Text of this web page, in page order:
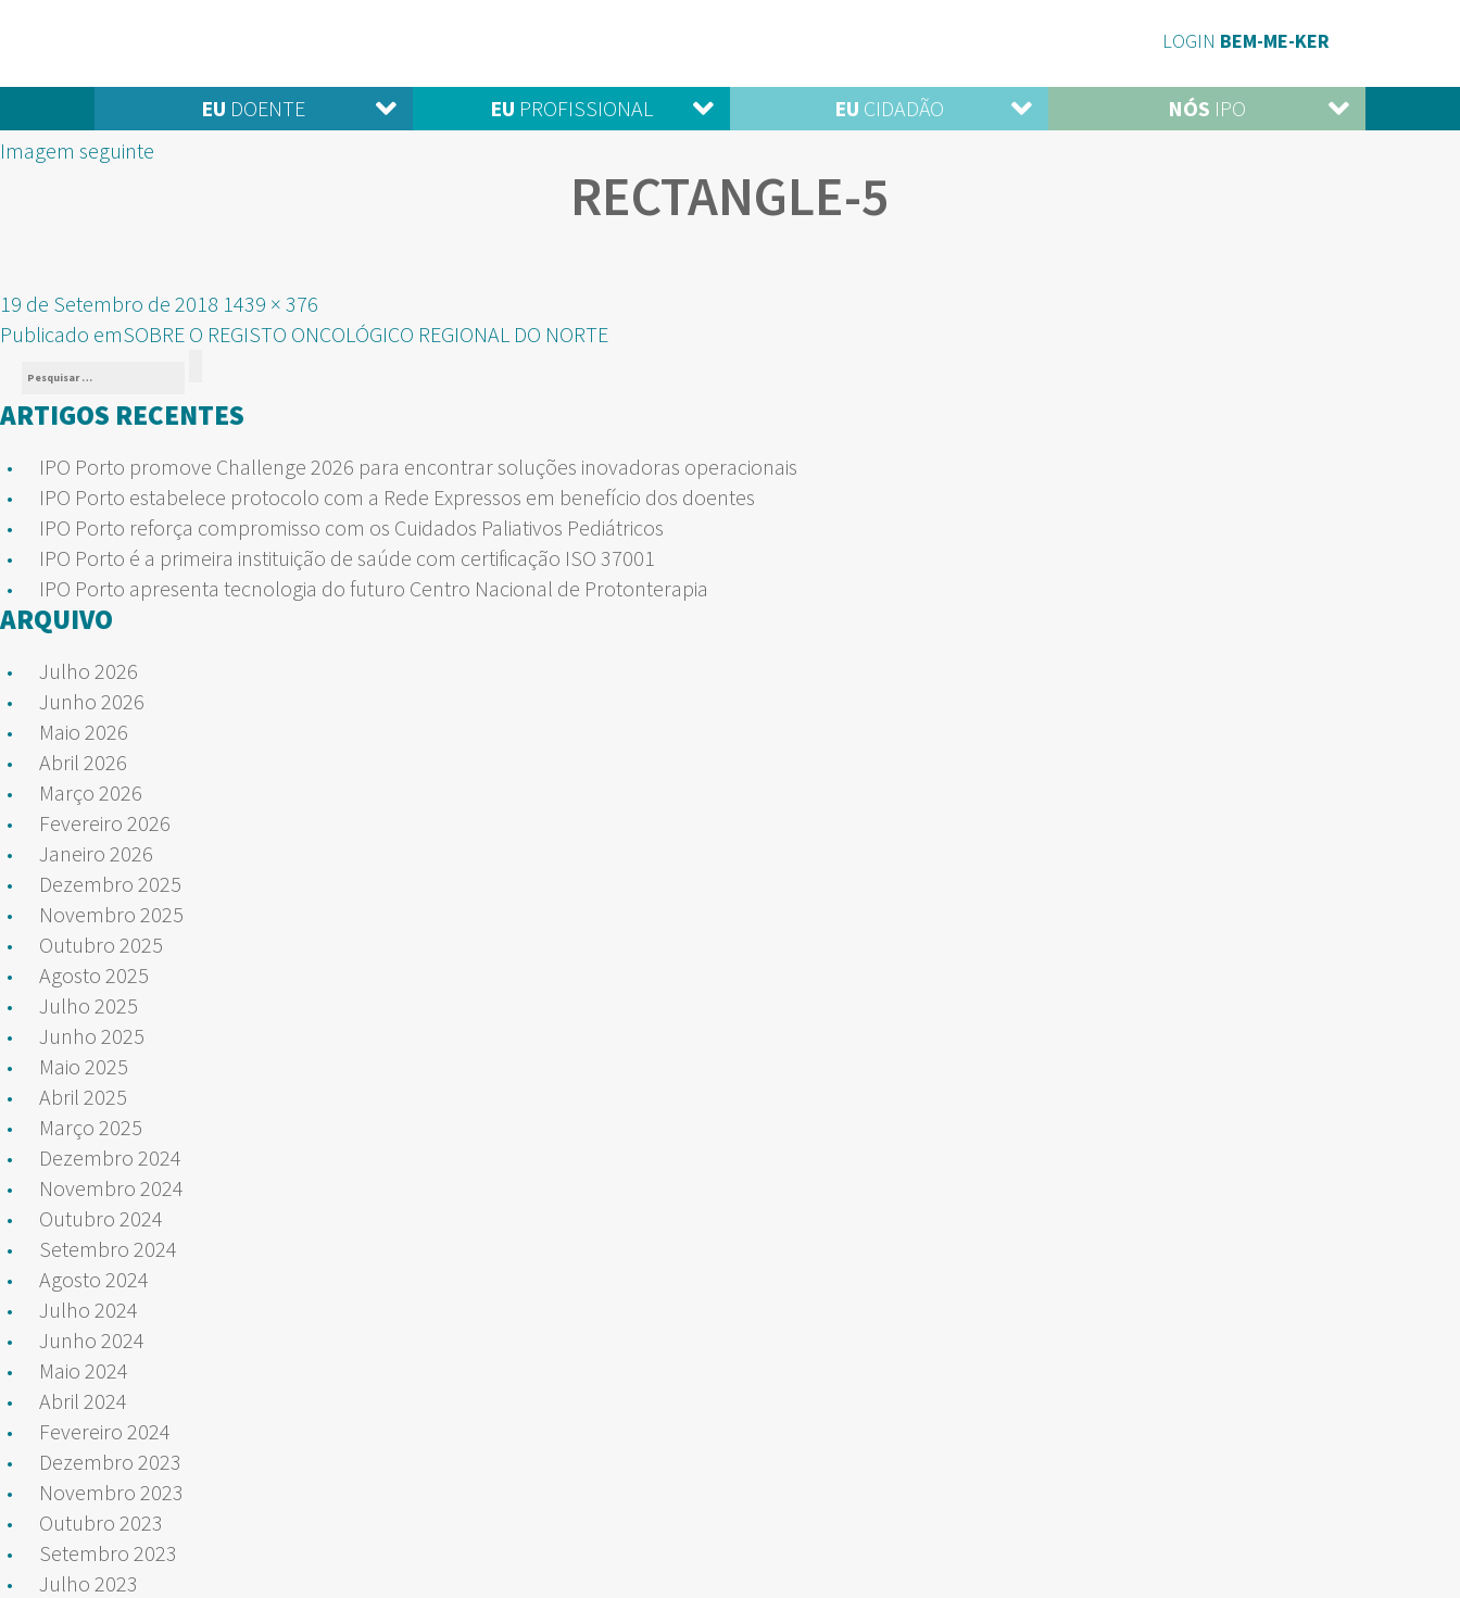
LOGIN BEM-ME-KER
EU DOENTE EU PROFISSIONAL EU CIDADÃO NÓS IPO
Imagem seguinte
RECTANGLE-5
Publicado
em
19 de Setembro de 2018 Tamanho
real
1439 × 376
NAVEGAÇÃO
DE
ARTIGOS
Publicado emSOBRE O REGISTO ONCOLÓGICO REGIONAL DO NORTE
Pesquisar
por:
ARTIGOS RECENTES
IPO Porto promove Challenge 2026 para encontrar soluções inovadoras operacionais
IPO Porto estabelece protocolo com a Rede Expressos em benefício dos doentes
IPO Porto reforça compromisso com os Cuidados Paliativos Pediátricos
IPO Porto é a primeira instituição de saúde com certificação ISO 37001
IPO Porto apresenta tecnologia do futuro Centro Nacional de Protonterapia
ARQUIVO
Julho 2026
Junho 2026
Maio 2026
Abril 2026
Março 2026
Fevereiro 2026
Janeiro 2026
Dezembro 2025
Novembro 2025
Outubro 2025
Agosto 2025
Julho 2025
Junho 2025
Maio 2025
Abril 2025
Março 2025
Dezembro 2024
Novembro 2024
Outubro 2024
Setembro 2024
Agosto 2024
Julho 2024
Junho 2024
Maio 2024
Abril 2024
Fevereiro 2024
Dezembro 2023
Novembro 2023
Outubro 2023
Setembro 2023
Julho 2023